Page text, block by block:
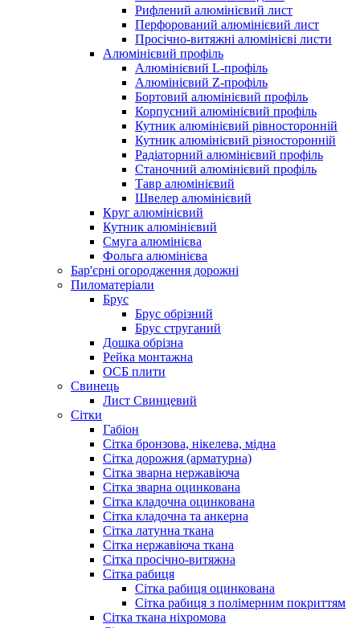
Рифлений алюмінієвий лист
Перфорований алюмінієвий лист
Просічно-витяжні алюмінієві листи
Алюмінієвий профіль
Алюмінієвий L-профіль
Алюмінієвий Z-профіль
Бортовий алюмінієвий профіль
Корпусний алюмінієвий профіль
Кутник алюмінієвий рівносторонній
Кутник алюмінієвий різносторонній
Радіаторний алюмінієвий профіль
Станочний алюмінієвий профіль
Тавр алюмінієвий
Швелер алюмінієвий
Круг алюмінієвий
Кутник алюмінієвий
Смуга алюмінієва
Фольга алюмінієва
Бар'єрні огородження дорожні
Пиломатеріали
Брус
Брус обрізний
Брус струганий
Дошка обрізна
Рейка монтажна
ОСБ плити
Cвинець
Лист Свинцевий
Сітки
Габіон
Сітка бронзова, нікелева, мідна
Сітка дорожня (арматурна)
Сітка зварна нержавіюча
Сітка зварна оцинкована
Сітка кладочна оцинкована
Сітка кладочна та анкерна
Сітка латунна ткана
Сітка нержавіюча ткана
Сітка просічно-витяжна
Сітка рабиця
Сітка рабиця оцинкована
Сітка рабиця з полімерним покриттям
Сітка ткана ніхромова